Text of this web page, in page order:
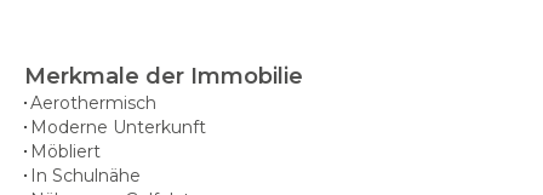
Merkmale der Immobilie
Aerothermisch
Moderne Unterkunft
Möbliert
In Schulnähe